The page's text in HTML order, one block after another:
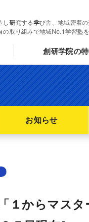
し研究する学び舎、地域密着
の取り組みで地域No.1学習塾
創研学院の
お知らせ
１からマス